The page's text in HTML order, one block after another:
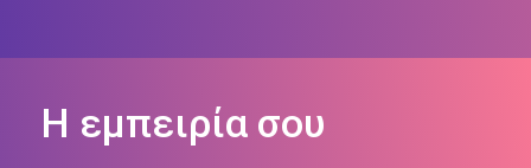
Η εμπειρία σου